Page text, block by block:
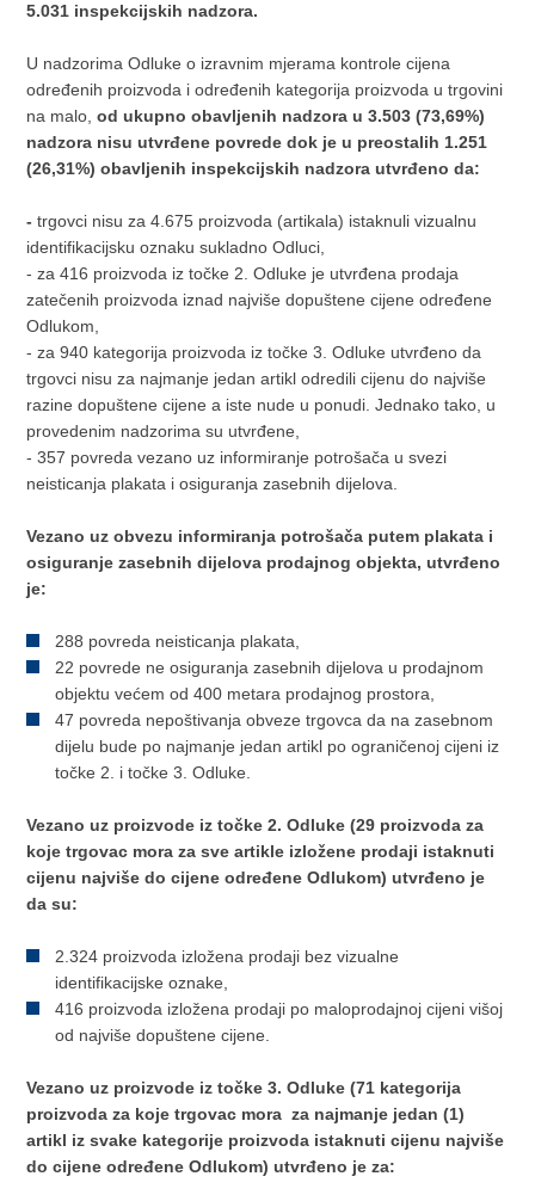
5.031 inspekcijskih nadzora.
U nadzorima Odluke o izravnim mjerama kontrole cijena
određenih proizvoda i određenih kategorija proizvoda u trgovini
na malo,od ukupno obavljenih nadzora u 3.503 (73,69%)
nadzora nisu utvrđene povrede dok je u preostalih 1.251
(26,31%) obavljenih inspekcijskih nadzora utvrđeno da:
-trgovci nisu za 4.675 proizvoda (artikala) istaknuli vizualnu
identifikacijsku oznaku sukladno Odluci,
- za 416 proizvoda iz točke 2. Odluke je utvrđena prodaja
zatečenih proizvoda iznad najviše dopuštene cijene određene
Odlukom,
- za 940 kategorija proizvoda iz točke 3. Odluke utvrđeno da
trgovci nisu za najmanje jedan artikl odredili cijenu do najviše
razine dopuštene cijene a iste nude u ponudi. Jednako tako, u
provedenim nadzorima su utvrđene,
- 357 povreda vezano uz informiranje potrošača u svezi
neisticanja plakata i osiguranja zasebnih dijelova.
Vezano uz obvezu informiranja potrošača putem plakata i
osiguranje zasebnih dijelova prodajnog objekta, utvrđeno
je:
288 povreda neisticanja plakata,
22 povrede ne osiguranja zasebnih dijelova u prodajnom
objektu većem od 400 metara prodajnog prostora,
47 povreda nepoštivanja obveze trgovca da na zasebnom
dijelu bude po najmanje jedan artikl po ograničenoj cijeni iz
točke 2. i točke 3. Odluke.
Vezano uz proizvode iz točke 2. Odluke (29 proizvoda za
koje trgovac mora za sve artikle izložene prodaji istaknuti
cijenu najviše do cijene određene Odlukom) utvrđeno je
da su:
2.324 proizvoda izložena prodaji bez vizualne
identifikacijske oznake,
416 proizvoda izložena prodaji po maloprodajnoj cijeni višoj
od najviše dopuštene cijene.
Vezano uz proizvode iz točke 3. Odluke (71 kategorija
proizvoda za koje trgovac mora za najmanje jedan (1)
artikl iz svake kategorije proizvoda istaknuti cijenu najviše
do cijene određene Odlukom) utvrđeno je za: